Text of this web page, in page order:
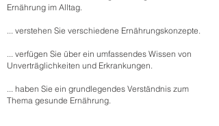
Ernährung im Alltag.
... verstehen Sie verschiedene Ernährungskonzepte.
... verfügen Sie über ein umfassendes Wissen von
Unverträglichkeiten und Erkrankungen.
... haben Sie ein grundlegendes Verständnis zum
Thema gesunde Ernährung.